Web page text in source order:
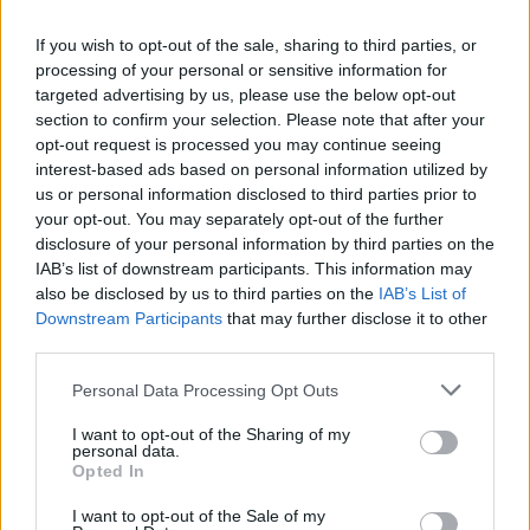
If you wish to opt-out of the sale, sharing to third parties, or
processing of your personal or sensitive information for
targeted advertising by us, please use the below opt-out
section to confirm your selection. Please note that after your
opt-out request is processed you may continue seeing
interest-based ads based on personal information utilized by
us or personal information disclosed to third parties prior to
your opt-out. You may separately opt-out of the further
disclosure of your personal information by third parties on the
IAB’s list of downstream participants. This information may
also be disclosed by us to third parties on the IAB’s List of
Downstream Participants that may further disclose it to other
Please note that this website/app uses one or more Google
not limited to your visit or usage behaviour. You may click to
grant or deny consent to Google and its third-party tags to
use your data for below specified purposes in below Google
consent section.
Personal Data Processing Opt Outs
I want to opt-out of the Sharing of my
personal data.
Opted In
I want to opt-out of the Sale of my
περιόδου, που φτάνει το 18%, τότε η πραγματική
μείωση των μισθών φτάνει το 27%! Αυτό που
βιώνουν όλοι οι εργαζόμενοι είναι ότι δυναμώνει η
τάση ο μέσος μισθός να προσεγγίζει τον κατώτατο,
με έναν στους δύο εργαζόμενους (46,5%) να
αμείβονται με μισθό έως 1.000 ευρώ μικτά
Παράλληλα,οι ισχυρισμοί της κυβέρνησηςείναι
πρόκλησηγια χιλιάδες εργαζόμενουςπου
δουλεύουν με ωρομίσθιο, με ελαστικές εργασιακές
σχέσεις, με όλες αυτές τις άθλιες συμβάσεις που
όλες οι κυβερνήσεις έκαναν νόμο και καλούνται να
τα βγάλουν πέρα με 350 και 400 ευρώ.